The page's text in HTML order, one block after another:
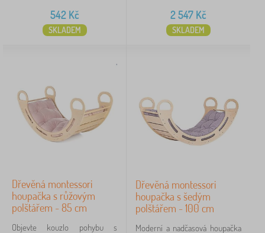
542Kč
SKLADEM
2 547 Kč
SKLADEM
Dřevěná montessori
houpačka s růžovým
polštářem - 85 cm
Objevte kouzlo pohybu s
Dřevěná montessori
houpačka s šedým
polštářem - 100 cm
Moderní a nadčasová houpačka